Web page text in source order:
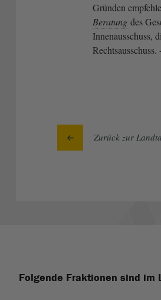
Gründen
Beratung des
Innenausschuss,
Zurück zur
Folgende Fraktionen sind im